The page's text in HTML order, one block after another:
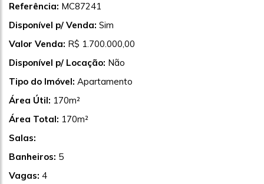
Referência: MC87241
Disponível p/ Venda: Sim
Valor Venda: R$ 1.700.000,00
Disponível p/ Locação: Não
Tipo do Imóvel: Apartamento
Área Útil: 170m²
Área Total: 170m²
Salas:
Banheiros: 5
Vagas: 4